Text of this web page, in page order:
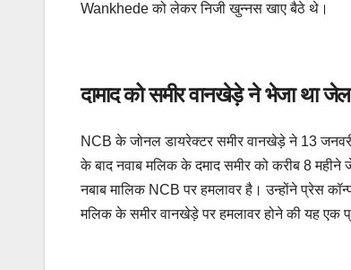
Wankhede को लेकर निजी खुन्नस खाए बैठे थे।
दामाद को समीर वानखेड़े ने भेजा था
NCB के जोनल डायरेक्टर समीर वानखेड़े ने 13 जनवरी
के बाद नवाब मलिक के दमाद समीर को करीब 8
नबाब मालिक NCB पर हमलावर है। उन्होंने प्रेस
मलिक के समीर वानखेड़े पर हमलावर होने की यह एक